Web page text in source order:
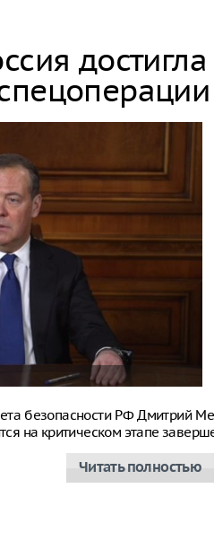
безопасности РФ
на критическом этапе
Читать полностью